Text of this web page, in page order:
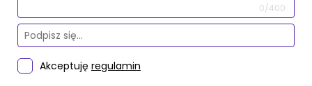
0/400
Akceptuję regulamin